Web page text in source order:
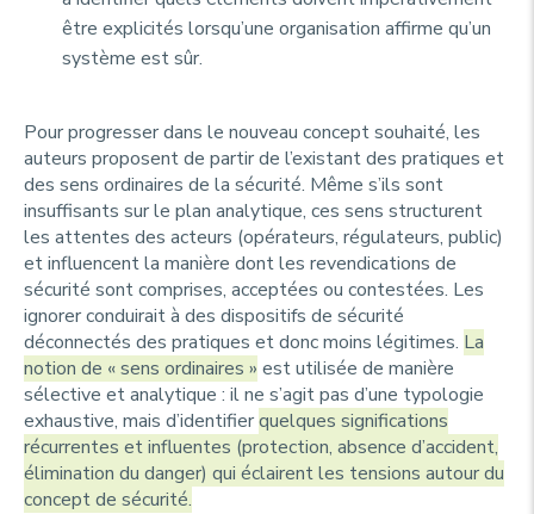
être explicités lorsqu’une organisation affirme qu’un
système est sûr.
Pour progresser dans le nouveau concept souhaité, les
auteurs proposent de partir de l’existant des pratiques et
des sens ordinaires de la sécurité. Même s’ils sont
insuffisants sur le plan analytique, ces sens structurent
les attentes des acteurs (opérateurs, régulateurs, public)
et influencent la manière dont les revendications de
sécurité sont comprises, acceptées ou contestées. Les
ignorer conduirait à des dispositifs de sécurité
déconnectés des pratiques et donc moins légitimes. La
notion de « sens ordinaires » est utilisée de manière
sélective et analytique : il ne s’agit pas d’une typologie
exhaustive, mais d’identifierquelques significations
récurrentes et influentes (protection, absence d’accident,
élimination du danger) qui éclairent les tensions autour du
concept de sécurité.